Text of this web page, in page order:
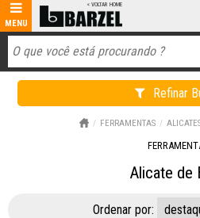
Refinar
FERRAMENTAS
Alicate de
Ordenar por: